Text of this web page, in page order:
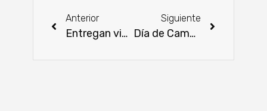
Anterior
Entregan viviendas en el Chaco
Siguiente
Día de Campo en la Cooperativa Sommerfeld: ¡Todo listo para mañana!